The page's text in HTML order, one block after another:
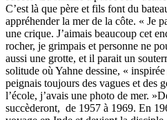
C’est là que père et fils font du
appréhender la mer de la côte. « Je
une crique. J’aimais beaucoup cet
rocher, je grimpais et personne ne
aussi une grotte, et il parait un
solitude où Yahne dessine, «
peignais toujours des vagues et des
l’école, j’avais une photo de mer.
succèderont, de 1957 à 1969. En